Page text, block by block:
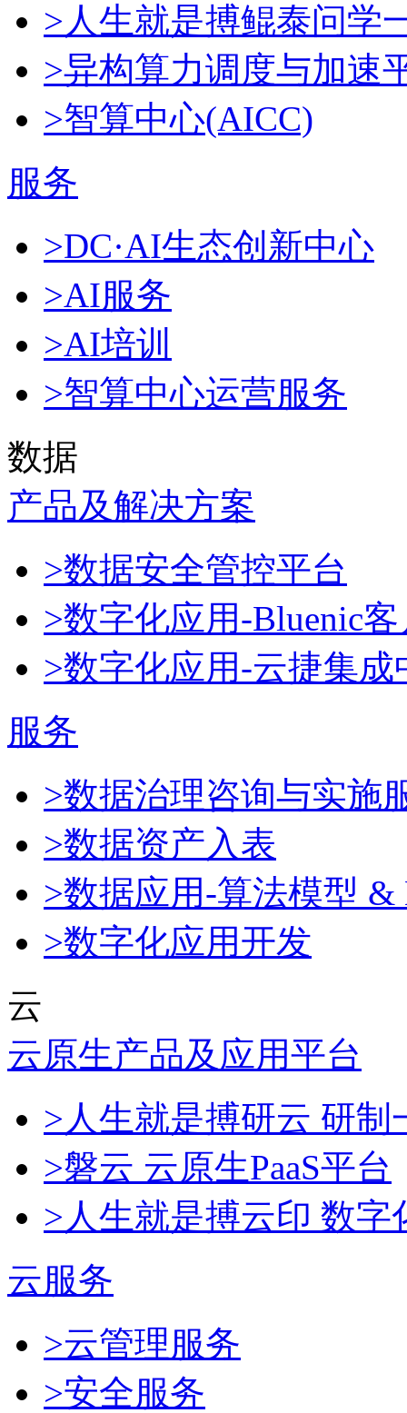
>人生就是搏鲲泰问学
>异构算力调度与加速
>智算中心(AICC)
服务
>DC·AI生态创新中心
>AI服务
>AI培训
>智算中心运营服务
数据
产品及解决方案
>数据安全管控平台
>数字化应用-Bluenic
>数字化应用-云捷集成
服务
>数据治理咨询与实施
>数据资产入表
>数据应用-算法模型 &
>数字化应用开发
云
云原生产品及应用平台
>人生就是搏研云 研
>磐云 云原生PaaS平台
>人生就是搏云印 数字
云服务
>云管理服务
>安全服务